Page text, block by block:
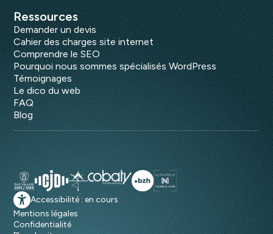
Ressources
Demander un devis
Cahier des charges site internet
Comprendre le SEO
Pourquoi nous sommes spécialisés WordPress
Témoignages
Le dico du web
FAQ
Blog
Accessibilité : en cours
Mentions légales
Confidentialité